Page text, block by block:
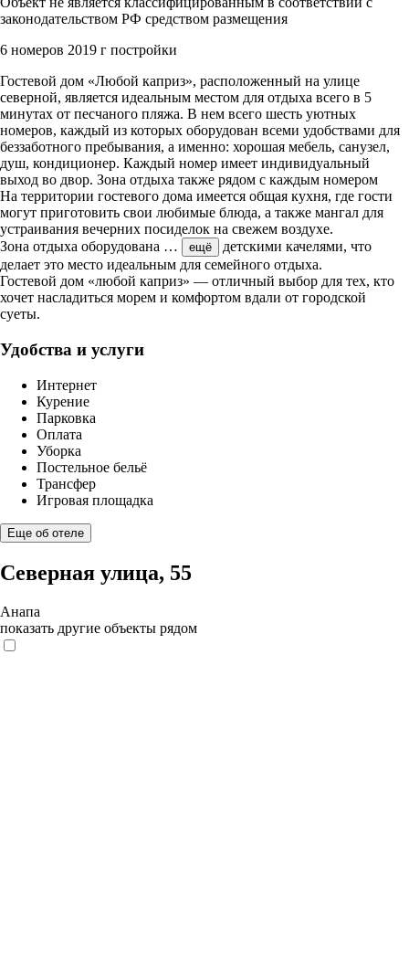
законодательством РФ средством размещения
6 номеров 2019 г постройки
Гостевой дом «Любой каприз», расположенный на улице
северной, является идеальным местом для отдыха всего в 5
минутах от песчаного пляжа. В нем всего шесть уютных
номеров, каждый из которых оборудован всеми удобствами для
беззаботного пребывания, а именно: хорошая мебель, санузел,
душ, кондиционер. Каждый номер имеет индивидуальный
выход во двор. Зона отдыха также рядом с каждым номером
На территории гостевого дома имеется общая кухня, где гости
могут приготовить свои любимые блюда, а также мангал для
устраивания вечерних посиделок на свежем воздухе.
Зона отдыха оборудована … ещё
детскими качелями, что
делает это место идеальным для семейного отдыха.
Гостевой дом «любой каприз» — отличный выбор для тех, кто
хочет насладиться морем и комфортом вдали от городской
суеты.
Удобства и услуги
Интернет
Курение
Парковка
Оплата
Уборка
Постельное бельё
Трансфер
Игровая площадка
Еще об отеле
Северная улица, 55
Анапа
показать другие объекты рядом